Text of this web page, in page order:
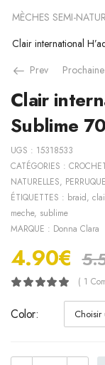
MÈCHES SEMI-
Clair international
Prev
Prochaine
Clair
Sublime
UGS : 15318533
CATÉGORIES :
NATURELLES,
ÉTIQUETTES : braid,
meche, sublime
MARQUE : Donna Clara
4.90€
( 1
Color